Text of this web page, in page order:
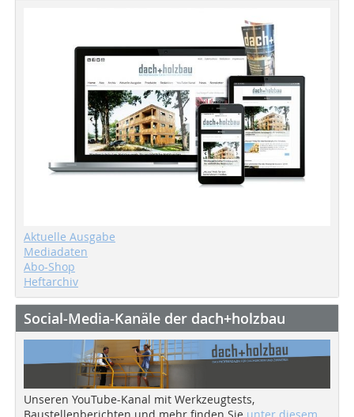
Aktuelle Ausgabe
Mediadaten
Abo-Shop
Heftarchiv
Social-Media-Kanäle der dach+holzbau
Unseren YouTube-Kanal mit Werkzeugtests,